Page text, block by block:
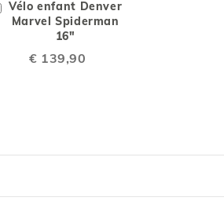
Vélo enfant Denver
Marvel Spiderman
16"
€ 139,90
Ajouter
au
LA
COMPARE